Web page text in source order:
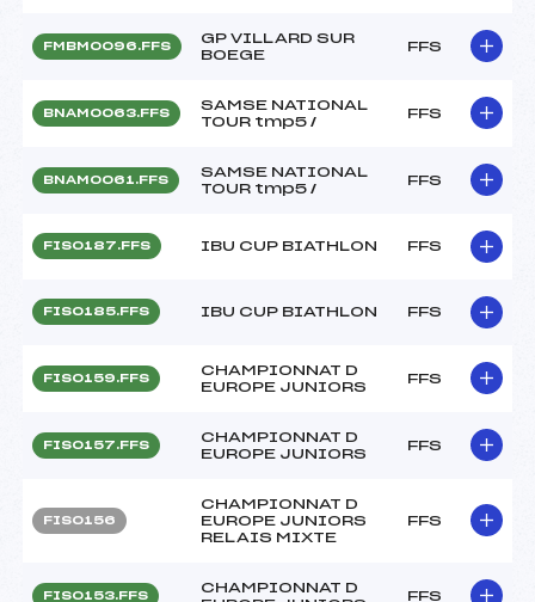
FMBM0096.FFS
GP VILLARD SUR
BOEGE
FFS
BNAM0063.FFS
SAMSE NATIONAL
TOUR tmp5 /
FFS
BNAM0061.FFS
SAMSE NATIONAL
TOUR tmp5 /
FFS
FIS0187.FFS IBU CUP BIATHLON FFS
FIS0185.FFS IBU CUP BIATHLON FFS
FIS0159.FFS
CHAMPIONNAT D
EUROPE JUNIORS
FFS
FIS0157.FFS
CHAMPIONNAT D
EUROPE JUNIORS
FFS
FIS0156
CHAMPIONNAT D
EUROPE JUNIORS
RELAIS MIXTE
FFS
FIS0153.FFS
CHAMPIONNAT D
FFS